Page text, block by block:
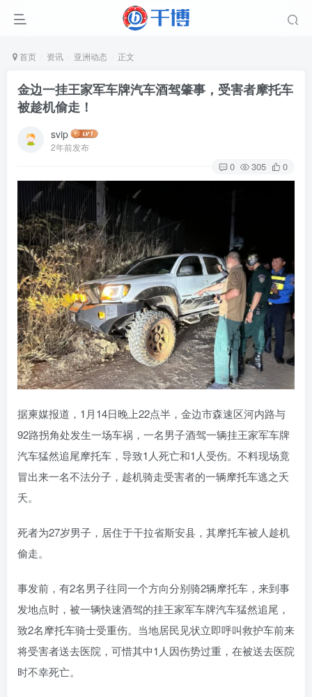
首页 资讯 亚洲动态 正文
金边一挂王家军车牌汽车酒驾肇事，受害者摩托车
被趁机偷走！
svip
2年前发布
0 305 0
据柬媒报道，1月14日晚上22点半，金边市森速区河内路与
92路拐角处发生一场车祸，一名男子酒驾一辆挂王家军车牌
汽车猛然追尾摩托车，导致1人死亡和1人受伤。不料现场竟
冒出来一名不法分子，趁机骑走受害者的一辆摩托车逃之夭
夭。
死者为27岁男子，居住于干拉省斯安县，其摩托车被人趁机
偷走。
事发前，有2名男子往同一个方向分别骑2辆摩托车，来到事
发地点时，被一辆快速酒驾的挂王家军车牌汽车猛然追尾，
致2名摩托车骑士受重伤。当地居民见状立即呼叫救护车前来
将受害者送去医院，可惜其中1人因伤势过重，在被送去医院
时不幸死亡。